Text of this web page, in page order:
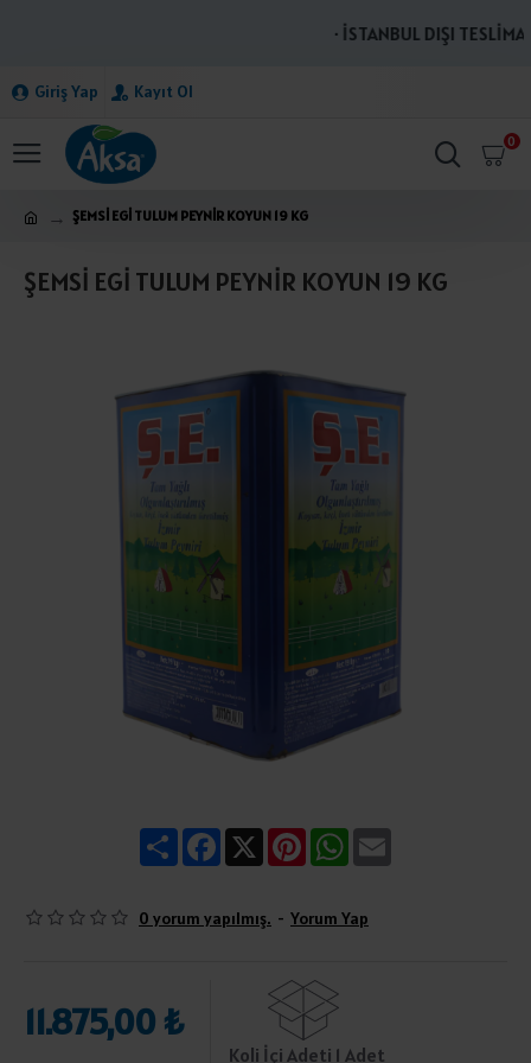
· İSTANBUL DIŞI
Giriş Yap Kayıt Ol
0
ŞEMSİ EGİ TULUM PEYNİR KOYUN 19 KG
ŞEMSİ EGİ TULUM PEYNİR KOYUN 19 KG
ShareFacebook
X PinterestWhatsApp
0 yorum yapılmış. - Yorum Yap
11.875,00 ₺
Koli İçi Adeti 1 Adet